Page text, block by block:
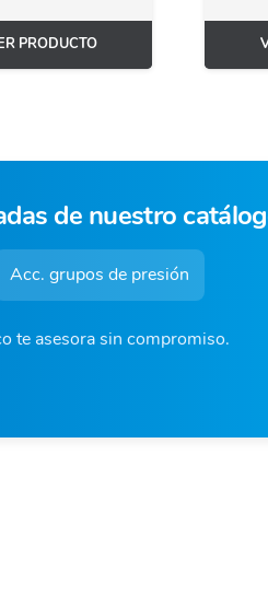
PRODUCTO
de nuestro
Acc. grupos de presión
te asesora sin compromiso.